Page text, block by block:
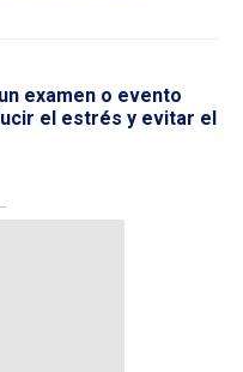
examen o evento
el estrés y evitar el